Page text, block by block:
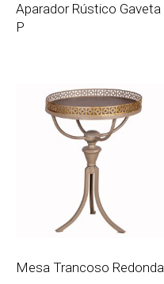
Aparador Rústico Gaveta
P
Mesa Trancoso Redonda